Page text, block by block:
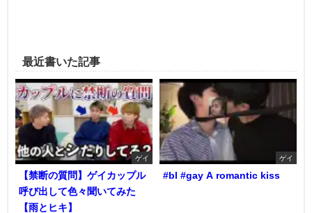
最近書いた記事
ゲイ
【禁断の質問】ゲイカップル
呼び出して色々聞いてみた
【雨とヒキ】
ゲイ
#bl #gay A romantic kiss